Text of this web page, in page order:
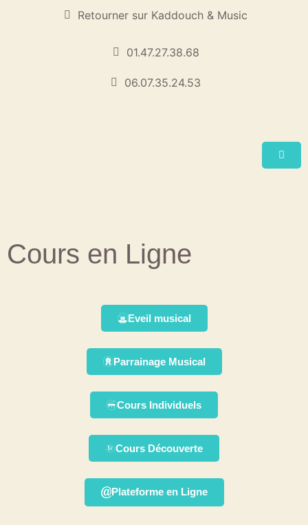
Retourner sur Kaddouch & Music
01.47.27.38.68
06.07.35.24.53
Cours en Ligne
Eveil musical
Parrainage Musical
Cours Individuels
Cours Découverte
Plateforme en Ligne